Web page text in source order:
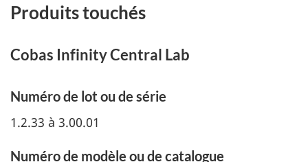
Produits touchés
Cobas Infinity Central Lab
Numéro de lot ou de série
1.2.33 à 3.00.01
Numéro de modèle ou de catalogue